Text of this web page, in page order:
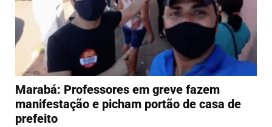
Marabá: Professores em greve fazem
manifestação e picham portão de casa de
prefeito